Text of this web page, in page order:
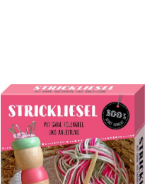
Strickliesel
Coppenrath, 2024